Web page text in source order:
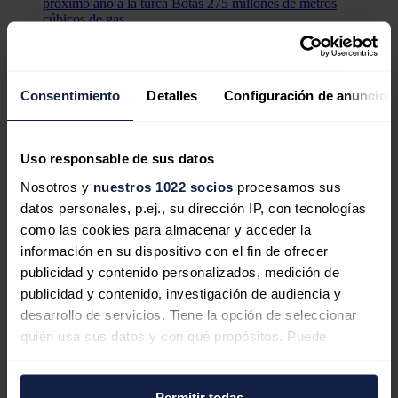
Consentimiento Detalles Configuración de anuncios
Uso responsable de sus datos
Nosotros y nuestros 1022 socios procesamos sus
datos personales, p.ej., su dirección IP, con tecnologías
como las cookies para almacenar y acceder la
información en su dispositivo con el fin de ofrecer
publicidad y contenido personalizados, medición de
publicidad y contenido, investigación de audiencia y
desarrollo de servicios. Tiene la opción de seleccionar
quién usa sus datos y con qué propósitos. Puede
momento desde la Declaración de cookies o clicando en
cúbicos de gas.
"La creación de un centro de gas en la región de Tracia enriquecerá
El gas para Turquía
centro de gas enTurquía y que la parte rusa había presentado su
concepto del proyecto, los parámetros y los principios del
funcionamiento de la infraestructura.
Putin propuso en octubre de 2022 a Erdogan crear en Turquía un
centro de distribución del gas ruso para su venta a países terceros,
principalmente europeos.